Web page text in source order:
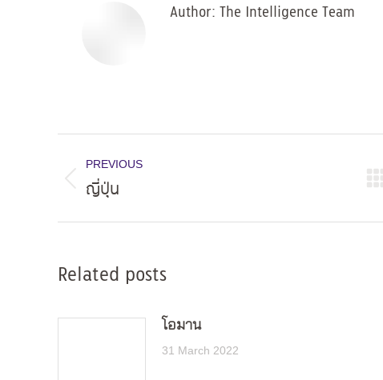
Author: The Intelligence Team
navigation
PREVIOUS
Previous
ญี่ปุ่น
Related posts
โอมาน
31 March 2022